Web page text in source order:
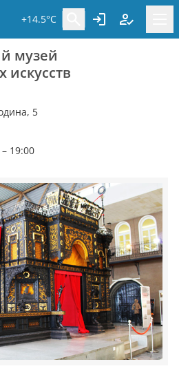
+14.5°C
музей
искусств
5
19:00